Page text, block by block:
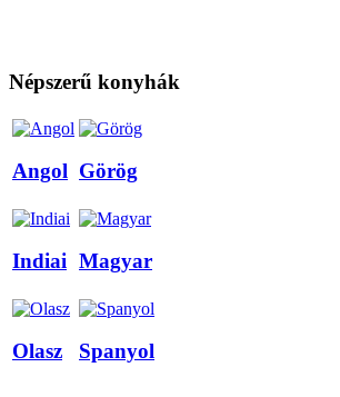
Népszerű konyhák
Angol Görög
Indiai Magyar
Olasz Spanyol